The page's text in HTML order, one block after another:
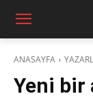
ANASAYFA
Yeni bir